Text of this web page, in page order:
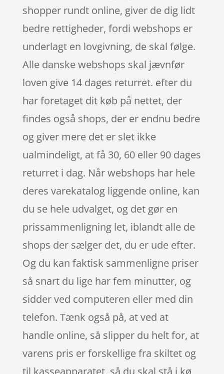
shopper rundt online, giver de dig lidt
bedre rettigheder, fordi webshops er
underlagt en lovgivning, de skal følge.
Alle danske webshops skal jævnfør
loven give 14 dages returret. efter du
har foretaget dit køb på nettet, der
findes også shops, der er endnu bedre
og giver mere det er slet ikke
ualmindeligt, at få 30, 60 eller 90 dages
returret i dag. Når webshops har hele
deres varekatalog liggende online, kan
du se hele udvalget, og det gør en
prissammenligning let, iblandt alle de
shops der sælger det, du er ude efter.
Og du kan faktisk sammenligne priser
så snart du lige har fem minutter, og
sidder ved computeren eller med din
telefon. Tænk også på, at ved at
handle online, så slipper du helt for, at
varens pris er forskellige fra skiltet og